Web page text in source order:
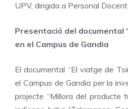
UPV, dirigida a Personal
Presentació del documental
en el Campus de Gandia
El documental “El viatge de
el Campus de Gandia per la
projecte “Millora del producte